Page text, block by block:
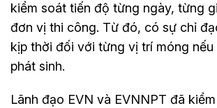
kiểm soát tiến độ từng ngày, từng
đơn vị thi công. Từ đó, có sự chỉ
kịp thời đối với từng vị trí móng
phát sinh.
Lãnh đạo EVN và EVNNPT đã